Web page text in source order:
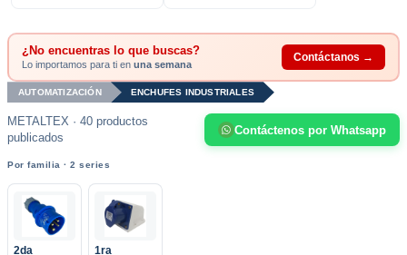
¿No encuentras lo que buscas?
Lo importamos para ti en una semana
Contáctanos →
AUTOMATIZACIÓN ENCHUFES INDUSTRIALES
METALTEX · 40 productos
publicados
Contáctenos por Whatsapp
Por familia · 2 series
2da
1ra